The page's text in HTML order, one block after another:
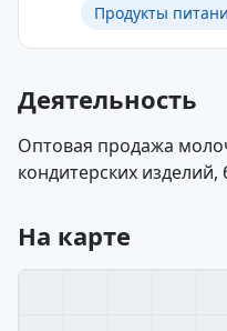
Продукты
Деятельность
Оптовая продажа
кондитерских изделий,
На карте